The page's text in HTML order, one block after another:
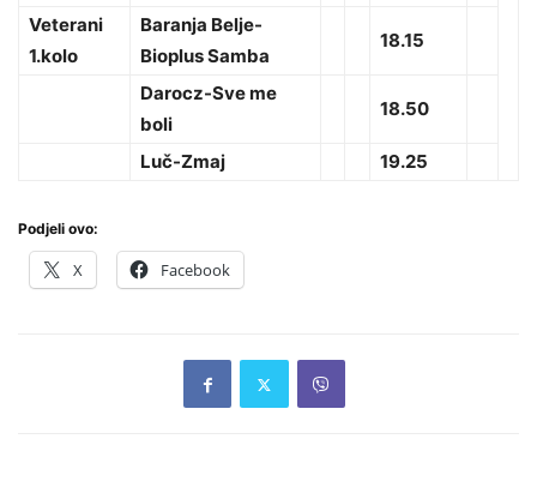
Veterani
1.kolo
Baranja Belje-
Bioplus Samba
18.15
Darocz-Sve me
boli
18.50
Luč-Zmaj 19.25
Podjeli ovo:
X Facebook